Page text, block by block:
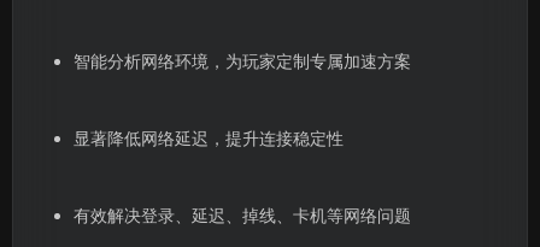
智能分析网络环境，为玩家定制专属加速方案
显著降低网络延迟，提升连接稳定性
有效解决登录、延迟、掉线、卡机等网络问题